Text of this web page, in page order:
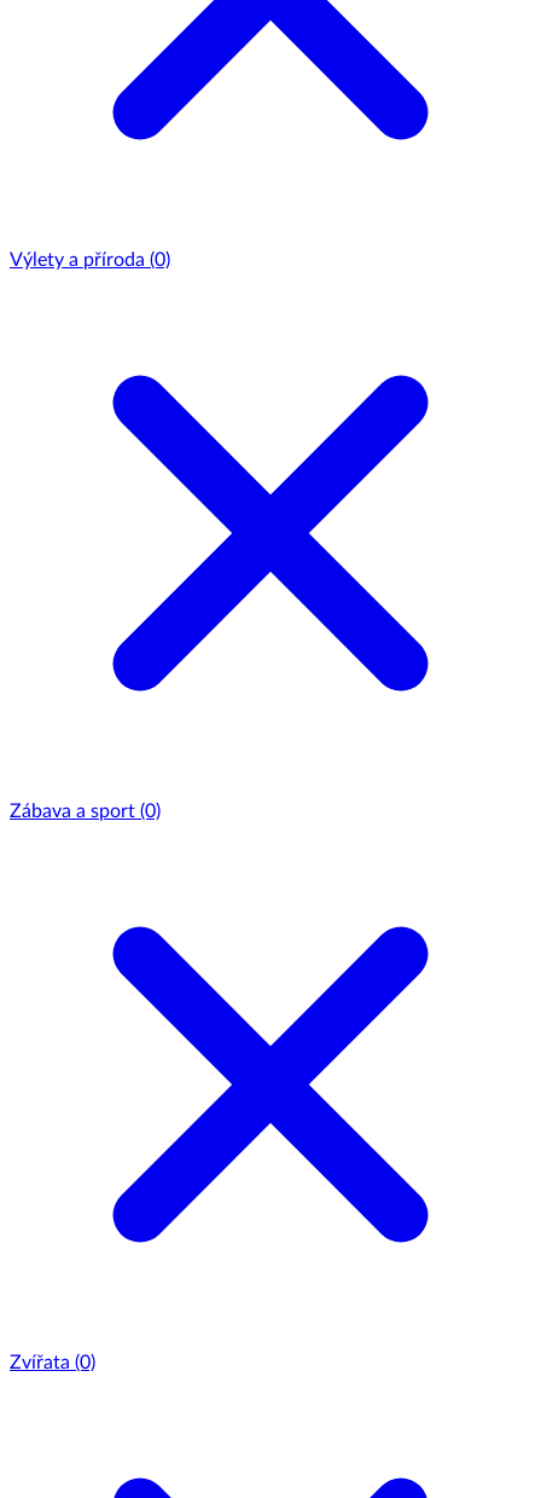
Výlety a příroda (0)
Zábava a sport (0)
Zvířata (0)